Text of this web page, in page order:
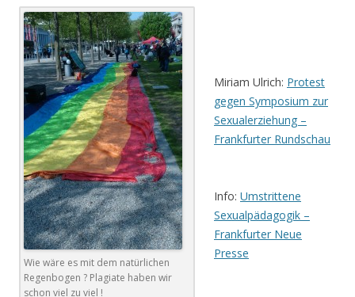
Wie wäre es mit dem natürlichen
Regenbogen ? Plagiate haben wir
schon viel zu viel !
Miriam Ulrich: Protest
gegen Symposium zur
Sexualerziehung –
Frankfurter Rundschau
Info: Umstrittene
Sexualpädagogik –
Frankfurter Neue
Presse